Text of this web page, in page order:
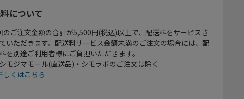
について
のご注文金額の合計が5,500円(税込)以上で、配送料をサービスさ
いただきます。配送料サービス金額未満のご注文の場合には、配
を別途ご利用者様にご負担いただきます。
モジマモール(直送品)・シモラボのご注文は除く
しくはこちら